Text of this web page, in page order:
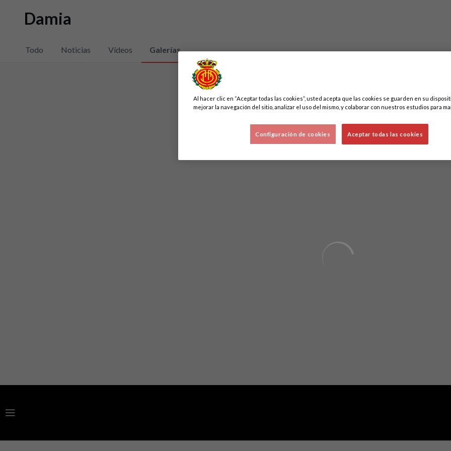
Damia
Todo Noticias Vídeos Galerías
Lo sentimos, no hemos encontrado nada.
Al hacer clic en “Aceptar todas las cookies”, usted acepta que las cookies se guarden en su
mejorar la navegación del sitio, analizar el uso del mismo, y colaborar con nuestros estudios para
Aceptar todas las cookies
Configuración de cookies